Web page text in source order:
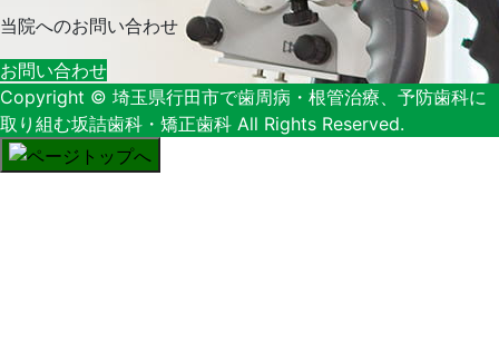
当院へのお問い合わせ
お問い合わせ
Copyright © 埼玉県行田市で歯周病・根管治療、予防歯科に
取り組む坂詰歯科・矯正歯科 All Rights Reserved.